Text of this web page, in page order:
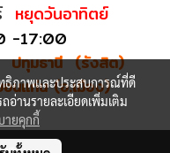
หยุดวันอาทิตย์
-17:00
ปทุมธานี (รังสิต)
นแก่น (อ.เมือง)
ทธิภาพและประสบการณ์ที่ดี
อ่านรายละเอียดเพิ่มเติม
ายคุกกี้